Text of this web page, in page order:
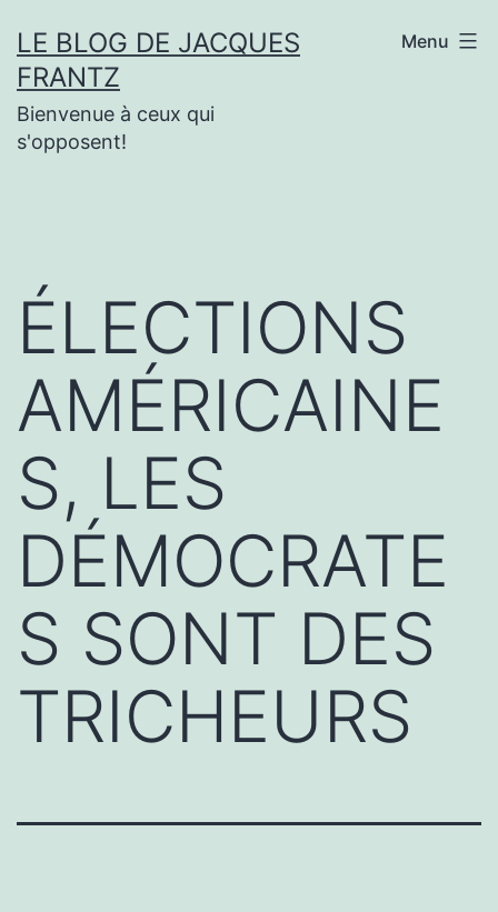
au
contenu
LE BLOG DE JACQUES
FRANTZ
Bienvenue à ceux qui
s'opposent!
Menu
ÉLECTIONS
AMÉRICAINE
S, LES
DÉMOCRATE
S SONT DES
TRICHEURS